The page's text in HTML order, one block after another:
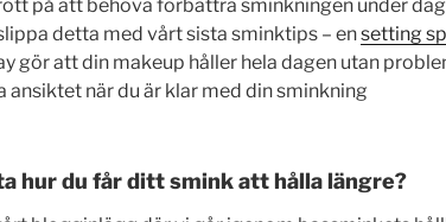
på att behöva förbättra sminkningen under
detta med vårt sista sminktips – ensetting
gör att din makeup håller hela dagen utan
ansiktet när du är klar med din sminkning
hur du får ditt smink att hålla längre?